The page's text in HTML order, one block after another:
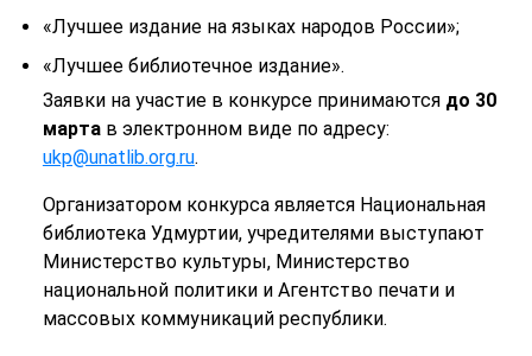
«Лучшее издание на языках народов России»;
«Лучшее библиотечное издание».
Заявки на участие в конкурсе принимаются до 30
мартав электронном виде по адресу:
ukp@unatlib.org.ru.
Организатором конкурса является Национальная
библиотека Удмуртии, учредителями выступают
Министерство культуры, Министерство
национальной политики и Агентство печати и
массовых коммуникаций республики.